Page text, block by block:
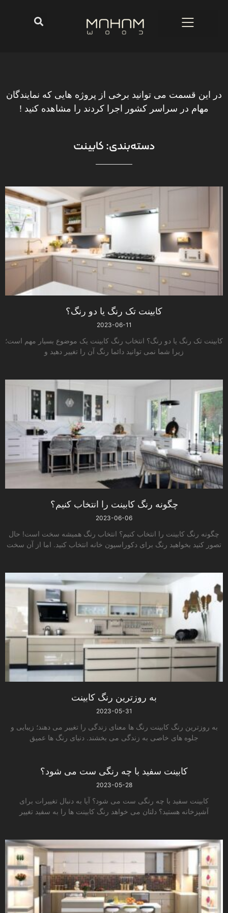
در این قسمت می توانید برخی از پروژه هایی که نمایندگان
مهام در سراسر کشور اجرا کردند را مشاهده کنید !
دسته‌بندی: کابینت
کابینت تک رنگ یا دو رنگ؟
2023-06-11
کابینت تک رنگ یا دو رنگ؟ انتخاب رنگ کابینت یک موضوع بسیار مهم است؛
زیرا شما نمی توانید دائما رنگ آن را تغییر دهید و
چگونه رنگ کابینت را انتخاب کنیم؟
2023-06-06
چگونه رنگ کابینت را انتخاب کنیم؟ انتخاب رنگ همیشه سخت است! حال
تصور کنید بخواهید رنگ برای دکوراسیون خانه انتخاب کنید. اما از آن سخت
به روزترین رنگ کابینت
2023-05-31
به روزترین رنگ کابینت رنگ ها معنای زندگی را تغییر می دهند؛ زیبایی و
جلوه های خاصی به زندگی می بخشند. دنیای رنگ ها عمیق
کابینت سفید با چه رنگی ست می شود؟
2023-05-28
کابینت سفید با چه رنگی ست می شود؟ آیا به دنبال تغییرات برای
آشپزخانه هستید؟ دلتان می خواهد رنگ کابینت ها را به سفید تغییر